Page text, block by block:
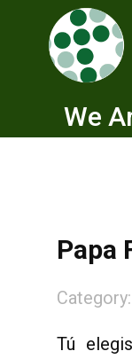
We
Papa
Category:
Tú